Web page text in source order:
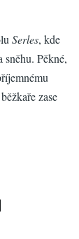
Serles, kde
sněhu. Pěkné,
zase